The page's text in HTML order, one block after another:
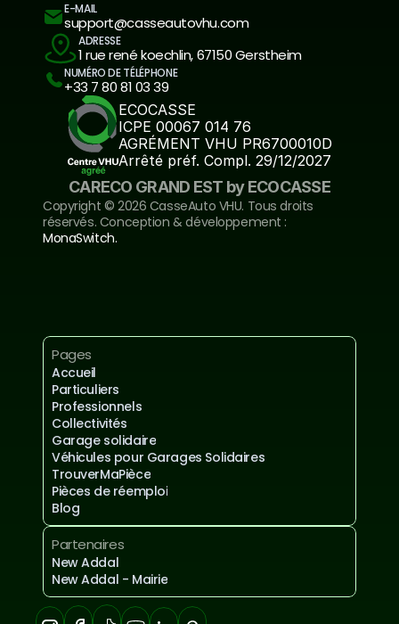
E-MAIL
support@casseautovhu.com
ADRESSE
1 rue rené koechlin, 67150 Gerstheim
NUMÉRO DE TÉLÉPHONE
+33 7 80 81 03 39
ECOCASSE
ICPE 00067 014 76
AGRÉMENT VHU PR6700010D
Arrêté préf. Compl. 29/12/2027
CARECO GRAND EST by ECOCASSE
Copyright ©️ 2026 CasseAuto VHU. Tous droits
MonaSwitch.
Pages
Accueil
Particuliers
Professionnels
Collectivités
Garage solidaire
Véhicules pour Garages Solidaires
TrouverMaPièce
Pièces de réemploi
Blog
Partenaires
New Addal
New Addal - Mairie
Mentions légales et confidentialités